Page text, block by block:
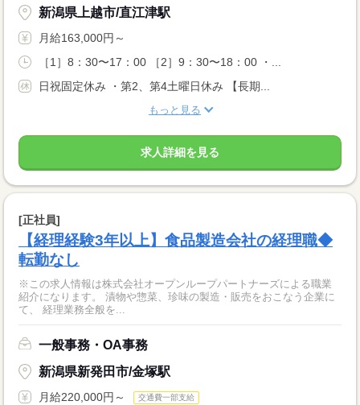
新潟県上越市/直江津駅
月給163,000円～
［1］8：30〜17：00 ［2］9：30〜18：00 ・...
日祝固定休み ・第2、第4土曜日休み 【長期...
もっと見る
求人詳細を見る
[正社員]
【経理経験3年以上】食品製造会社の経理職◆
転勤なし
※この求人情報は株式会社オープンループパートナーズによる職業
紹介になります。 漬物や惣菜、珍味の製造・販売をおこなう企業に
て、 経理業務全般を...
一般事務・OA事務
新潟県新発田市/金塚駅
月給220,000円～ 交通費一部支給